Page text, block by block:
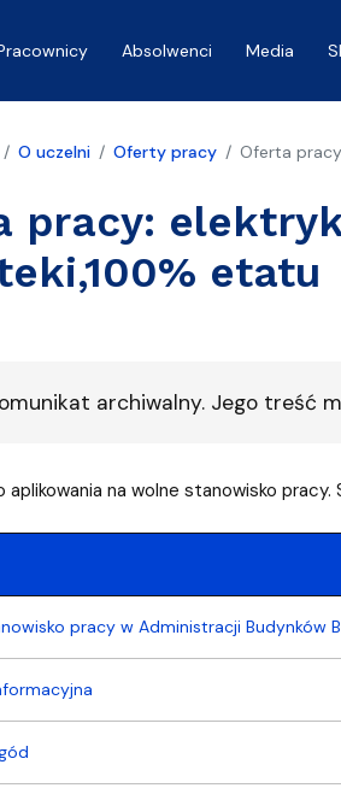
Absolwenci Media
O uczelni Oferty pracy Oferta
pracy:
etatu
archiwalny. Jego treść
aplikowania na wolne stanowisko
pracy w Administracji Budynków